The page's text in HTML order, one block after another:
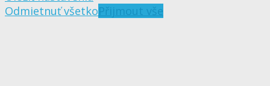
Odmietnuť všetkoPřijmout vše